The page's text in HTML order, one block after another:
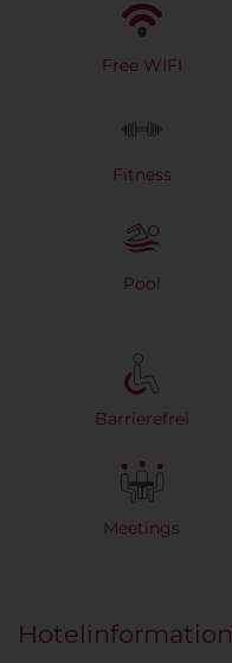
Free WIFI
Fitness
Pool
Barrierefrei
Meetings
Hotelinformation